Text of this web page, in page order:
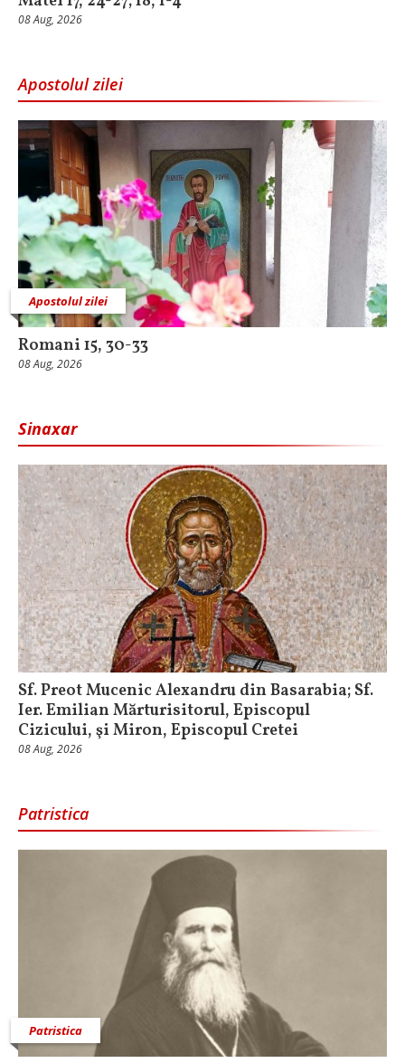
08 Aug, 2026
Apostolul zilei
Apostolul zilei
Romani 15, 30-33
08 Aug, 2026
Sinaxar
Sf. Preot Mucenic Alexandru din Basarabia; Sf.
Ier. Emilian Mărturisitorul, Episcopul
Cizicului, şi Miron, Episcopul Cretei
08 Aug, 2026
Patristica
Patristica